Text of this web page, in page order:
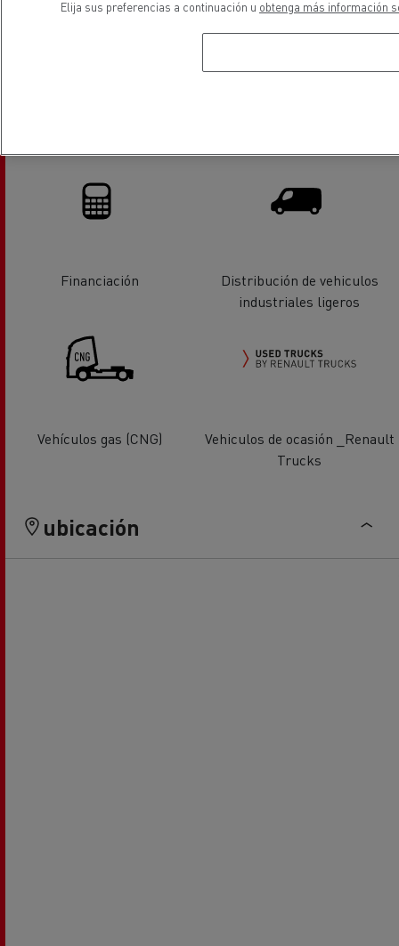
Financiación
Distribución de vehiculos
industriales ligeros
Vehículos gas (CNG)
Vehiculos de ocasión _Renault
Trucks
ubicación
Elija sus preferencias a continuación u obtenga más información